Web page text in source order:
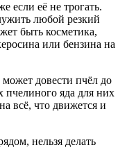
если её не трогать.
любой резкий
быть косметика,
или бензина на
довести пчёл до
пчелиного яда для них
всё, что движется и
нельзя делать